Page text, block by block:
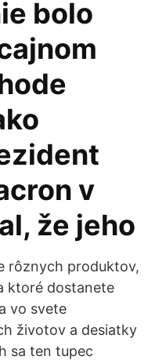
bolo
v
že jeho
rôznych produktov,
ktoré dostanete
vo svete
životov a desiatky
sa ten tupec